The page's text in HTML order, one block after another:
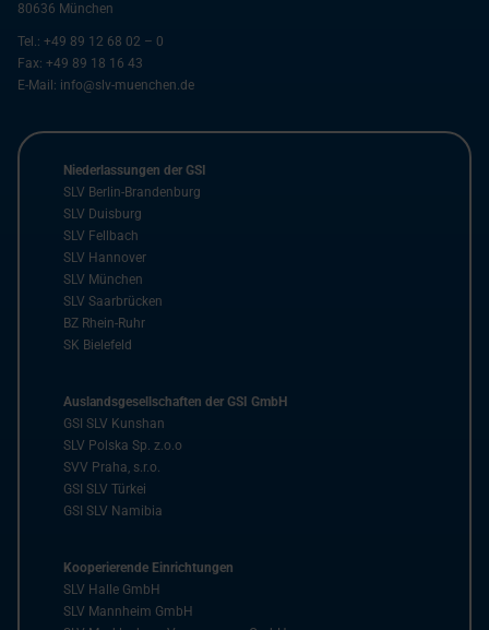
80636 München
Tel.: +49 89 12 68 02 – 0
Fax: +49 89 18 16 43
E-Mail: info@slv-muenchen.de
Niederlassungen der GSI
SLV Berlin-Brandenburg
SLV Duisburg
SLV Fellbach
SLV Hannover
SLV München
SLV Saarbrücken
BZ Rhein-Ruhr
SK Bielefeld
Auslandsgesellschaften der GSI GmbH
GSI SLV Kunshan
SLV Polska Sp. z.o.o
SVV Praha, s.r.o.
GSI SLV Türkei
GSI SLV Namibia
Kooperierende Einrichtungen
SLV Halle GmbH
SLV Mannheim GmbH